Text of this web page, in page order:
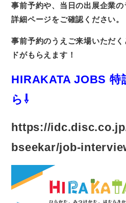
事前予約や、当日の出展企業
詳細ページをご確認ください。
事前予約のうえご来場いただ
ドがもらえます！
HIRAKATA JOBS 特
ら⇩
https://
bseekar/job-